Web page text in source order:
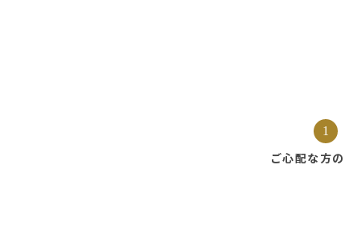
1
ご心配な方の